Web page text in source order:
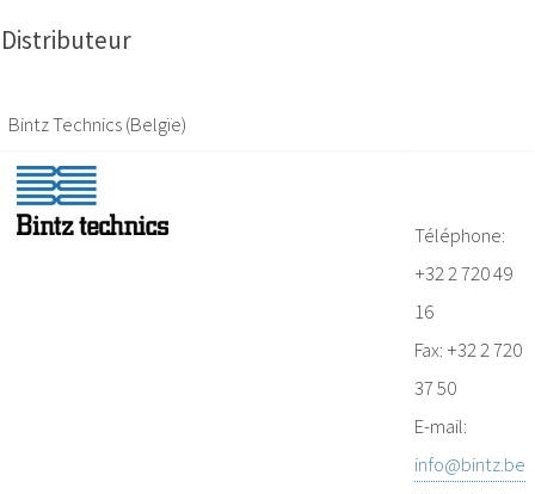
Distributeur
Bintz Technics (Belgïe)
Téléphone:
+32 2 720 49
16
Fax: +32 2 720
37 50
E-mail:
info@bintz.be